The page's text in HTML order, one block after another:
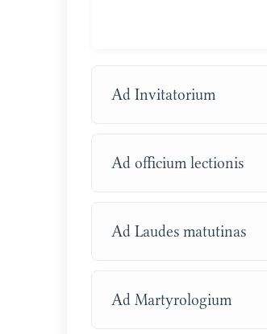
Ad Invitatorium
Ad officium lectionis
Ad Laudes matutinas
Ad Martyrologium